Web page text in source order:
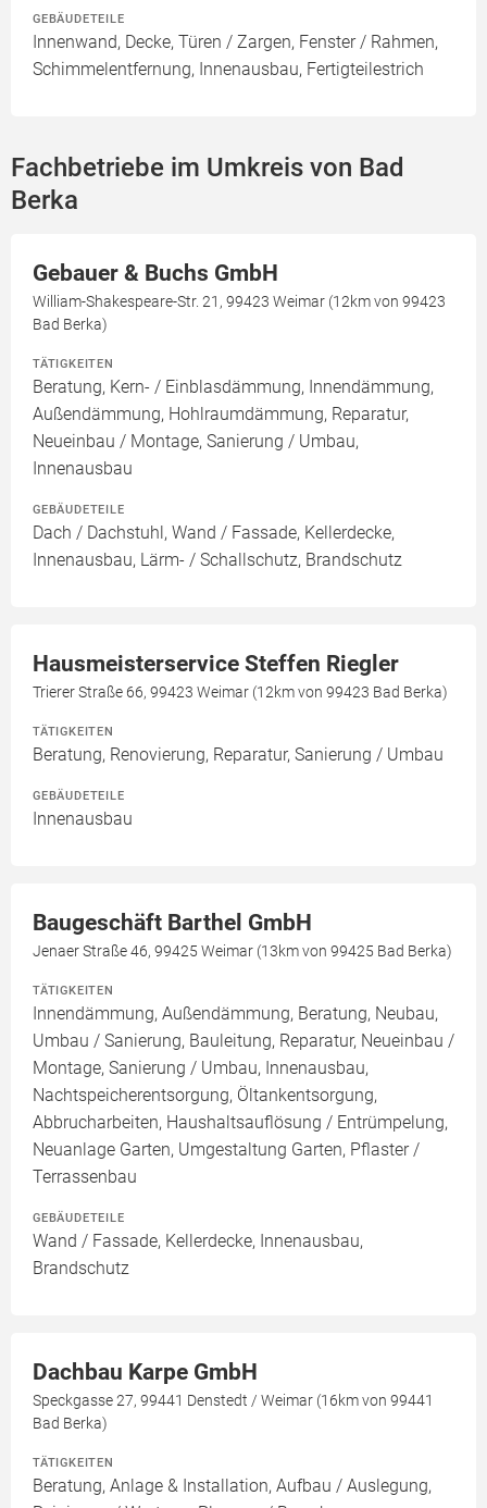
GEBÄUDETEILE
Innenwand, Decke, Türen / Zargen, Fenster / Rahmen,
Schimmelentfernung, Innenausbau, Fertigteilestrich
Fachbetriebe im Umkreis von Bad
Berka
Gebauer & Buchs GmbH
William-Shakespeare-Str. 21, 99423 Weimar (12km von 99423
Bad Berka)
TÄTIGKEITEN
Beratung, Kern- / Einblasdämmung, Innendämmung,
Außendämmung, Hohlraumdämmung, Reparatur,
Neueinbau / Montage, Sanierung / Umbau,
Innenausbau
GEBÄUDETEILE
Dach / Dachstuhl, Wand / Fassade, Kellerdecke,
Innenausbau, Lärm- / Schallschutz, Brandschutz
Hausmeisterservice Steffen Riegler
Trierer Straße 66, 99423 Weimar (12km von 99423 Bad Berka)
TÄTIGKEITEN
Beratung, Renovierung, Reparatur, Sanierung / Umbau
GEBÄUDETEILE
Innenausbau
Baugeschäft Barthel GmbH
Jenaer Straße 46, 99425 Weimar (13km von 99425 Bad Berka)
TÄTIGKEITEN
Innendämmung, Außendämmung, Beratung, Neubau,
Umbau / Sanierung, Bauleitung, Reparatur, Neueinbau /
Montage, Sanierung / Umbau, Innenausbau,
Nachtspeicherentsorgung, Öltankentsorgung,
Abbrucharbeiten, Haushaltsauflösung / Entrümpelung,
Neuanlage Garten, Umgestaltung Garten, Pflaster /
Terrassenbau
GEBÄUDETEILE
Wand / Fassade, Kellerdecke, Innenausbau,
Brandschutz
Dachbau Karpe GmbH
Speckgasse 27, 99441 Denstedt / Weimar (16km von 99441
Bad Berka)
TÄTIGKEITEN
Beratung, Anlage & Installation, Aufbau / Auslegung,